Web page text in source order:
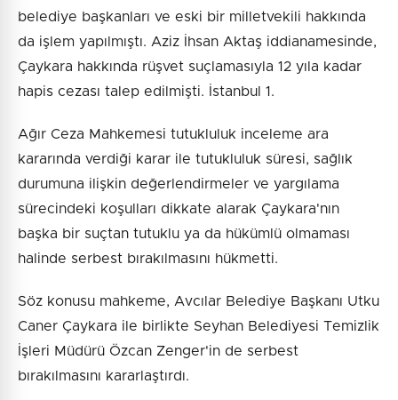
belediye başkanları ve eski bir milletvekili hakkında
da işlem yapılmıştı. Aziz İhsan Aktaş iddianamesinde,
Çaykara hakkında rüşvet suçlamasıyla 12 yıla kadar
hapis cezası talep edilmişti. İstanbul 1.
Ağır Ceza Mahkemesi tutukluluk inceleme ara
kararında verdiği karar ile tutukluluk süresi, sağlık
durumuna ilişkin değerlendirmeler ve yargılama
sürecindeki koşulları dikkate alarak Çaykara'nın
başka bir suçtan tutuklu ya da hükümlü olmaması
halinde serbest bırakılmasını hükmetti.
Söz konusu mahkeme, Avcılar Belediye Başkanı Utku
Caner Çaykara ile birlikte Seyhan Belediyesi Temizlik
İşleri Müdürü Özcan Zenger'in de serbest
bırakılmasını kararlaştırdı.